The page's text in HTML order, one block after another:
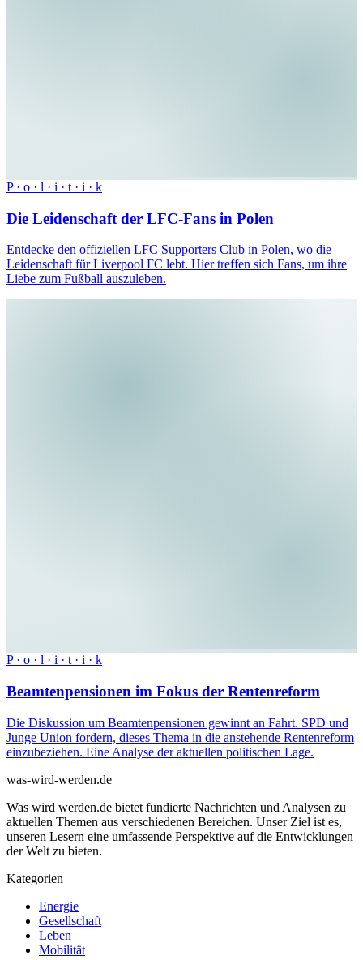
P · o · l · i · t · i · k
Die Leidenschaft der LFC-Fans in Polen
Entdecke den offiziellen LFC Supporters Club in Polen, wo die
Leidenschaft für Liverpool FC lebt. Hier treffen sich Fans, um ihre
Liebe zum Fußball auszuleben.
P · o · l · i · t · i · k
Beamtenpensionen im Fokus der Rentenreform
Die Diskussion um Beamtenpensionen gewinnt an Fahrt. SPD und
Junge Union fordern, dieses Thema in die anstehende Rentenreform
einzubeziehen. Eine Analyse der aktuellen politischen Lage.
was-wird-werden.de
Was wird werden.de bietet fundierte Nachrichten und Analysen zu
aktuellen Themen aus verschiedenen Bereichen. Unser Ziel ist es,
unseren Lesern eine umfassende Perspektive auf die Entwicklungen
der Welt zu bieten.
Kategorien
Energie
Gesellschaft
Leben
Mobilität